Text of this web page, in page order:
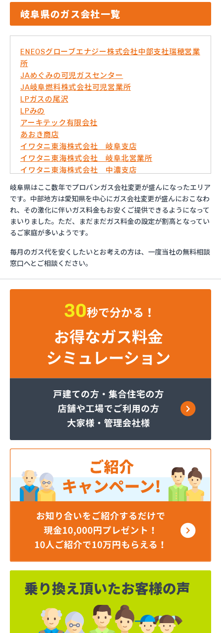
岐阜県のガス会社一覧
ENEOSグローブエナジー株式会社中部支社瑞穂営業
所
JAめぐみの可児ガスセンター
JA岐阜燃料株式会社可児営業所
LPガスの尾沢
LPみの
アーキテック有限会社
あおき商店
イワタニ東海株式会社 岐阜支店
イワタニ東海株式会社 岐阜北営業所
イワタニ東海株式会社 中濃支店
うぬまホームガス
ガステックサービス株式会社 瑞浪営業所
ガステックサービス株式会社 大垣支店
カニエJAPAN株式会社 大垣出張所
カネ友燃料有限会社
ハマセン株式会社本社
ひつじや商店
フジイ商店
マスヤプロパン店
ミツウロコ 岐阜営業所
ミライフ西日本株式会社 岐阜店
ヤマカネ石原商店
安田商事株式会社
安藤石油株式会社
伊藤忠エネクスホームライフ中部株式会社直売専用
加藤プロパン
海老名商店
外川プロパン
株式会社TOKAI 多治見営業所
株式会社エム・フルカワ 燃料部
株式会社かじ繁
株式会社タツカワ
株式会社ネクスト名和
株式会社フジヨシホームガス
株式会社ホームエネルギー 東海岐阜センター
株式会社ホームエネルギー 東海岐阜センター
株式会社ホンクメ
株式会社マルエイ エコ・エネルギー事業部
株式会社マルエイ リビング営業所・営業部・販売
岐阜県はここ数年でプロパンガス会社変更が盛んになったエリア
です。中部地方は愛知県を中心にガス会社変更が盛んにおこなわ
れ、その激化に伴いガス料金もお安くご提供できるようになって
まいりました。ただ、まだまだガス料金の設定が割高となってい
るご家庭が多いようです。
毎月のガス代を安くしたいとお考えの方は、一度当社の無料相談
窓口へとご相談ください。